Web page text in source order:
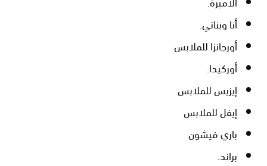
أنا وبناتي.
أورجانزا للملابس
أوركيدا.
إيزيس للملابس
إيفل للملابس
باري فيشون
براند.